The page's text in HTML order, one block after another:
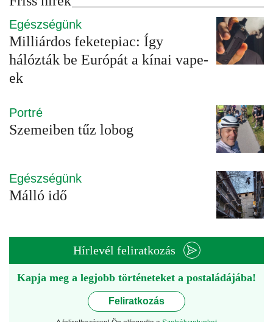
Egészségünk
Milliárdos feketepiac: Így
hálózták be Európát a kínai vape-
ek
Portré
Szemeiben tűz lobog
Egészségünk
Málló idő
Hírlevél feliratkozás
Kapja meg a legjobb történeteket a postaládájába!
Feliratkozás